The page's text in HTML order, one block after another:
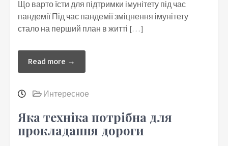
Що варто їсти для підтримки імунітету під час
пандемії Під час пандемії зміцнення імунітету
стало на перший план в житті […]
Read more →
Интересное
Яка техніка потрібна для
прокладання дороги